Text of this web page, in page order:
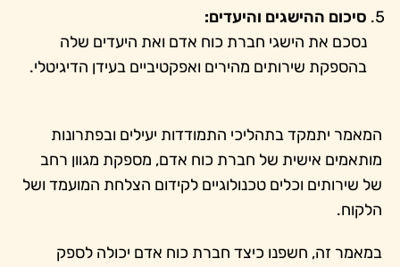
סיכום ההישגים והיעדים:
נסכם את הישגי חברת כוח אדם ואת היעדים שלה
בהספקת שירותים מהירים ואפקטיביים בעידן הדיגיטלי.
המאמר יתמקד בתהליכי התמודדות יעילים ובפתרונות
מותאמים אישית של חברת כוח אדם, מספקת מגוון רחב
של שירותים וכלים טכנולוגיים לקידום הצלחת המועמד ושל
הלקוח.
במאמר זה, חשפנו כיצד חברת כוח אדם יכולה לספק